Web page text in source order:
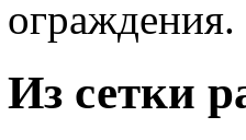
ограждения.
Из сетки